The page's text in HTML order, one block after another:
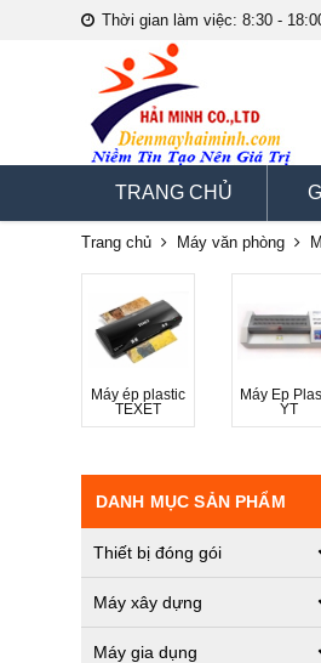
Thời gian làm việc: 8:30 -
TRANG CHỦ
Trang chủ Máy văn phòng
Máy ép plastic
TEXET
Máy Ép
YT
DANH MỤC SẢN PHẨM
Thiết bị đóng gói
Máy xây dựng
Máy gia dụng